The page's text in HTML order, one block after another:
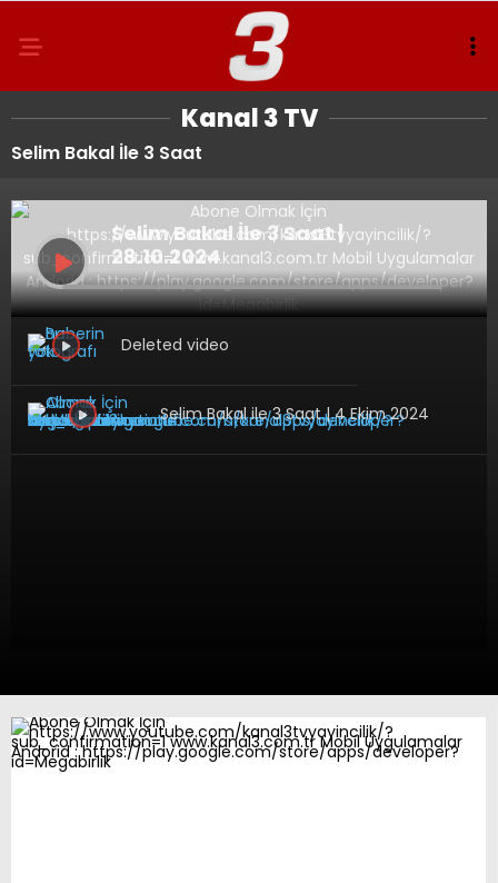
Kanal 3 TV
Selim Bakal İle 3 Saat
Selim Bakal İle 3 Saat |
28.10.2024
Deleted video
Selim Bakal ile 3 Saat | 4 Ekim 2024